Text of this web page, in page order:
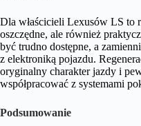
Dla właścicieli Lexusów LS to
oszczędne, ale również
być trudno dostępne, a
z elektroniką pojazdu.
oryginalny charakter jazdy i
współpracować z systemami
Podsumowanie